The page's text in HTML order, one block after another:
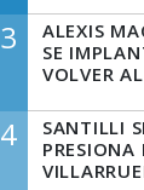
3
ALEXIS
SE
VOLVER
4
SANTILLI
PRESIONA